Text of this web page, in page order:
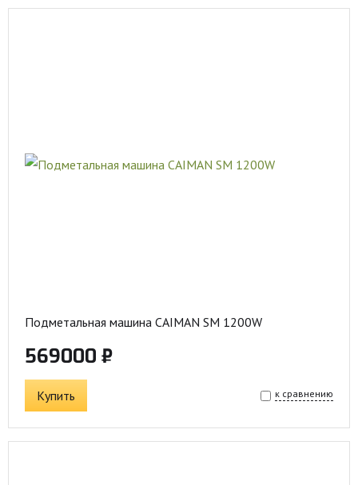
Подметальная машина CAIMAN SM 1200W
569000 ₽
Купить к сравнению